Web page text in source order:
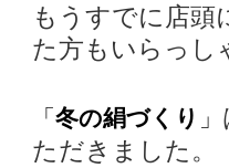
もうすでに店頭
た方もいらっし
「 冬の絹づくり 」
ただきました。